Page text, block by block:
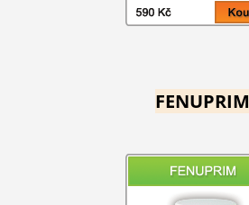
FENUPRIM